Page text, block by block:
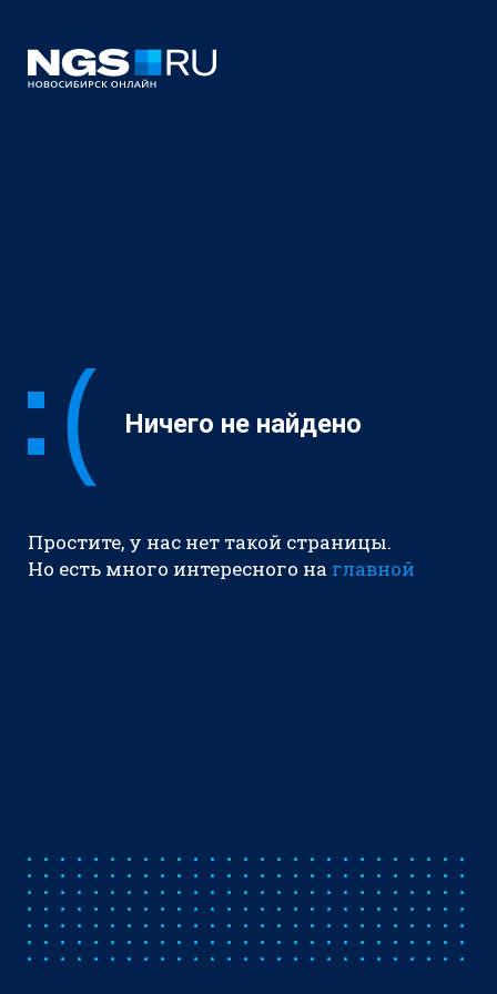
Ничего не найдено
Простите, у нас нет такой страницы.
Но есть много интересного на главной